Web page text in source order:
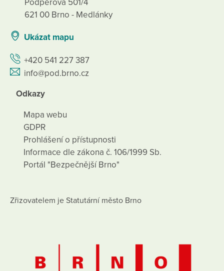
Podpěrova 501/4
621 00 Brno - Medlánky
Ukázat mapu
+420 541 227 387
info@pod.brno.cz
Odkazy
Mapa webu
GDPR
Prohlášení o přístupnosti
Informace dle zákona č. 106/1999 Sb.
Portál "Bezpečnější Brno"
Zřizovatelem je Statutární město Brno